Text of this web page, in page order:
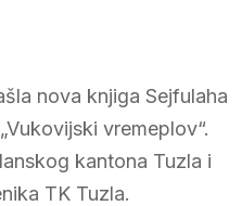
nova knjiga Sejfulaha
vremeplov“.
kantona Tuzla i
TK Tuzla.